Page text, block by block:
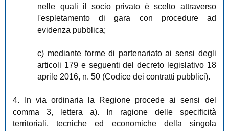
nelle quali il socio privato è scelto attraverso
l'espletamento di gara con procedure ad
evidenza pubblica;
c) mediante forme di partenariato ai sensi degli
articoli 179 e seguenti del decreto legislativo 18
aprile 2016, n. 50 (Codice dei contratti pubblici).
4. In via ordinaria la Regione procede ai sensi del
comma 3, lettera a). In ragione delle specificità
territoriali, tecniche ed economiche della singola